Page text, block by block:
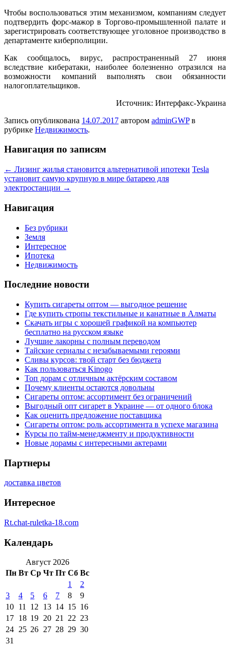
Чтобы воспользоваться этим механизмом, компаниям следует
подтвердить форс-мажор в Торгово-промышленной палате и
зарегистрировать соответствующее уголовное производство в
департаменте киберполиции.
Как сообщалось, вирус, распространенный 27 июня
вследствие кибератаки, наиболее болезненно отразился на
возможности компаний выполнять свои обязанности
налогоплательщиков.
Источник: Интерфакс-Украина
Запись опубликована 14.07.2017 автором adminGWPв
рубрике Недвижимость.
Навигация по записям
← Лизинг жилья становится альтернативой ипотеки Tesla
установит самую крупную в мире батарею для
электростанции →
Навигация
Без рубрики
Земля
Интересное
Ипотека
Недвижимость
Последние новости
Купить сигареты оптом — выгодное решение
Где купить стропы текстильные и канатные в Алматы
Скачать игры с хорошей графикой на компьютер
бесплатно на русском языке
Лучшие лакорны с полным переводом
Тайские сериалы с незабываемыми героями
Сливы курсов: твой старт без бюджета
Как пользоваться Kinogo
Топ дорам с отличным актёрским составом
Почему клиенты остаются довольны
Сигареты оптом: ассортимент без ограничений
Выгодный опт сигарет в Украине — от одного блока
Как оценить предложение поставщика
Сигареты оптом: роль ассортимента в успехе магазина
Курсы по тайм-менеджменту и продуктивности
Новые дорамы с интересными актерами
Партнеры
доставка цветов
Интересное
Rt.chat-ruletka-18.com
Календарь
Август 2026
Пн Вт Ср Чт Пт Сб Вс
1
2
3
4 5 6 7 8
9
10 11 12 13 14 15 16
17 18 19 20 21 22 23
24 25 26 27 28 29 30
31